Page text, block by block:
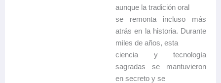
aunque la tradición oral
se remonta incluso más
atrás en la historia. Durante
miles de años, esta
ciencia y tecnología
sagradas se mantuvieron
en secreto y se